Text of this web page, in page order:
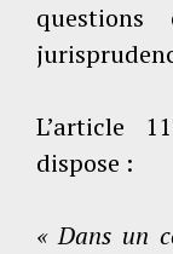
questions
L’article
dispose :
« Dans un